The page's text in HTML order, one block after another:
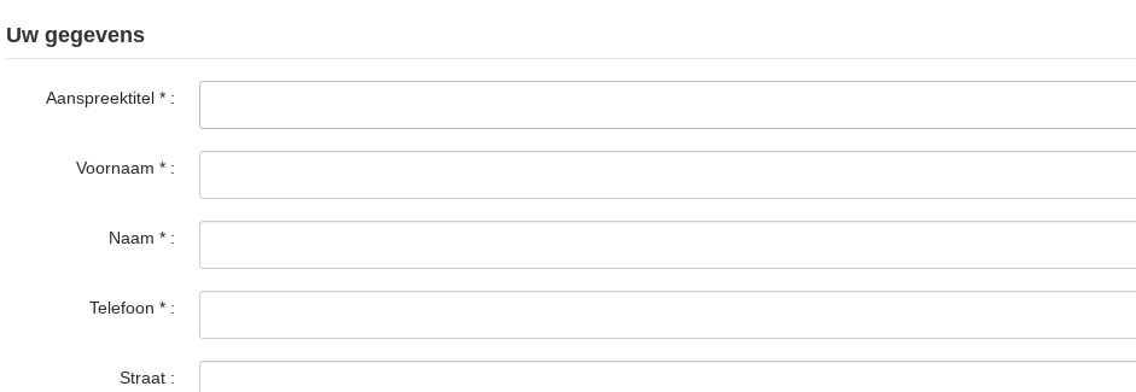
Uw gegevens
Aanspreektitel * :
Voornaam * :
Naam * :
Telefoon * :
Straat :